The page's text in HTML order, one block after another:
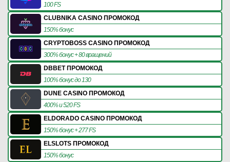
100 FS
CLUBNIKA CASINO ПРОМОКОД
150% бонус
CRYPTOBOSS CASINO ПРОМОКОД
300% бонус + 80 вращений
DBBET ПРОМОКОД
100% бонус до 130
DUNE CASINO ПРОМОКОД
400% и 520 FS
ELDORADO CASINO ПРОМОКОД
150% бонус + 277 FS
ELSLOTS ПРОМОКОД
150% бонус